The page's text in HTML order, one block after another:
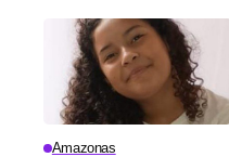
Amazonas